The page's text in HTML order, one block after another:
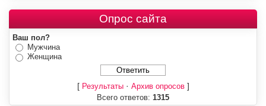
Опрос сайта
Ваш пол?
Мужчина
Женщина
[ Результаты· Архив опросов]
Всего ответов: 1315